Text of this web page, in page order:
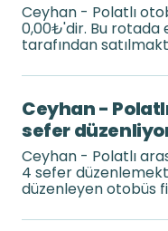
Ceyhan - Polatlı
0,00₺'dir. Bu rotada
tarafından
Ceyhan -
sefer
Ceyhan - Polatlı
4 sefer
düzenleyen otobüs